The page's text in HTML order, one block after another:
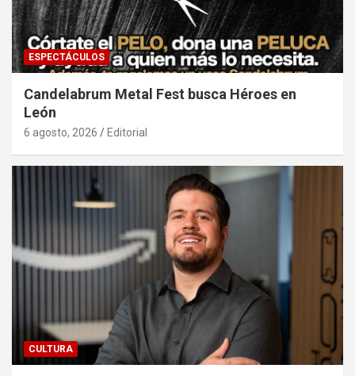
ESPECTÁCULOS
Candelabrum Metal Fest busca Héroes en
León
6 agosto, 2026 Editorial
CULTURA